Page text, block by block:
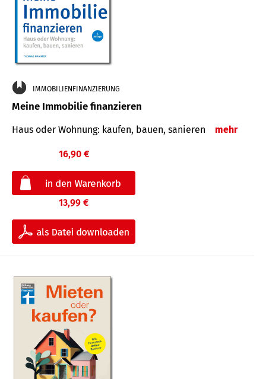
IMMOBILIENFINANZIERUNG
Meine Immobilie finanzieren
Haus oder Wohnung: kaufen, bauen, sanieren mehr
16,90 €
13,99 €